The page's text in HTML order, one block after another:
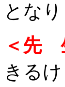
となり
＜先
きる